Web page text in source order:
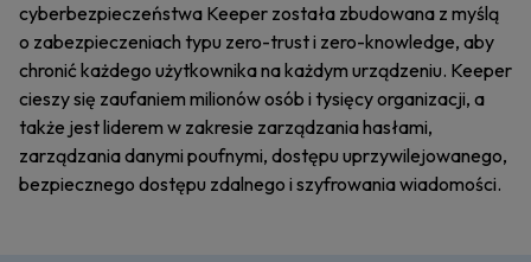
cyberbezpieczeństwa Keeper została zbudowana z myślą
o zabezpieczeniach typu zero-trust i zero-knowledge, aby
chronić każdego użytkownika na każdym urządzeniu. Keeper
cieszy się zaufaniem milionów osób i tysięcy organizacji, a
także jest liderem w zakresie zarządzania hasłami,
zarządzania danymi poufnymi, dostępu uprzywilejowanego,
bezpiecznego dostępu zdalnego i szyfrowania wiadomości.